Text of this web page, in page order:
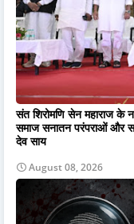
संत शिरोमणि सेन महाराज के
समाज सनातन परंपराओं और
देव साय
August 08, 2026